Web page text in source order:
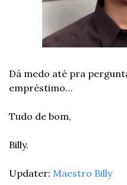
Dá medo até pra
empréstimo…
Tudo de bom,
Billy.
Updater: Maestro Billy